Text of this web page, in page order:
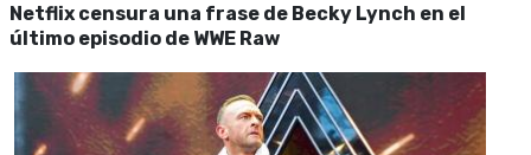
Netflix censura una frase de Becky Lynch en el
último episodio de WWE Raw